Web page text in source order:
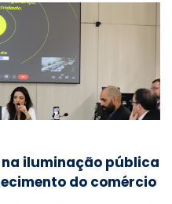
na iluminação pública
do comércio